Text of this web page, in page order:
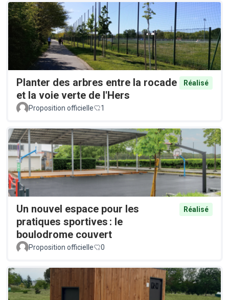
Planter des arbres entre la rocade
et la voie verte de l'Hers
Réalisé
Proposition officielle 1
Un nouvel espace pour les
pratiques sportives : le
boulodrome couvert
Réalisé
Proposition officielle 0